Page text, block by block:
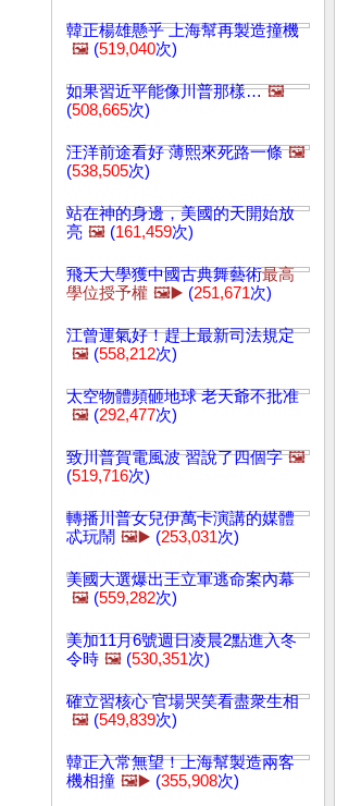
韓正楊雄懸乎 上海幫再製造撞機
🖼️ (519,040次)
如果習近平能像川普那樣… 🖼️
(508,665次)
汪洋前途看好 薄熙來死路一條 🖼️
(538,505次)
站在神的身邊，美國的天開始放
亮 🖼️ (161,459次)
飛天大學獲中國古典舞藝術最高
學位授予權 🖼️▶️ (251,671次)
江曾運氣好！趕上最新司法規定
🖼️ (558,212次)
太空物體頻砸地球 老天爺不批准
🖼️ (292,477次)
致川普賀電風波 習說了四個字 🖼️
(519,716次)
轉播川普女兒伊萬卡演講的媒體
忒玩鬧 🖼️▶️ (253,031次)
美國大選爆出王立軍逃命案內幕
🖼️ (559,282次)
美加11月6號週日凌晨2點進入冬
令時 🖼️ (530,351次)
確立習核心 官場哭笑看盡衆生相
🖼️ (549,839次)
韓正入常無望！上海幫製造兩客
機相撞 🖼️▶️ (355,908次)